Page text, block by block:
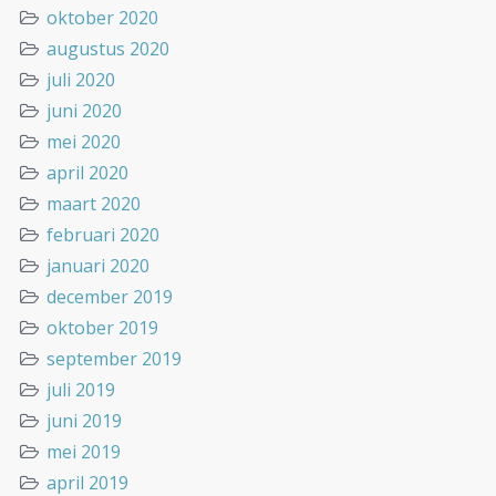
oktober 2020
augustus 2020
juli 2020
juni 2020
mei 2020
april 2020
maart 2020
februari 2020
januari 2020
december 2019
oktober 2019
september 2019
juli 2019
juni 2019
mei 2019
april 2019